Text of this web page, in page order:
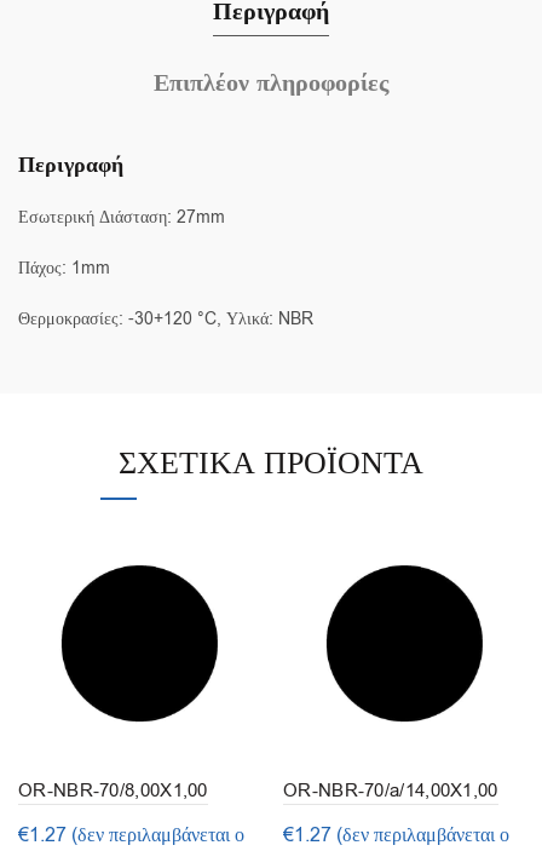
Περιγραφή
Επιπλέον πληροφορίες
Περιγραφή
Εσωτερική Διάσταση: 27mm
Πάχος: 1mm
Θερμοκρασίες: -30+120 °C, Υλικά: NBR
ΣΧΕΤΙΚΆ ΠΡΟΪΌΝΤΑ
OR-NBR-70/8,00X1,00
(συσκευασία 50τμ.)
€1.27 (δεν περιλαμβάνεται ο
OR-NBR-70/a/14,00X1,00
(συσκευασία 50τμ.)
€1.27 (δεν περιλαμβάνεται ο